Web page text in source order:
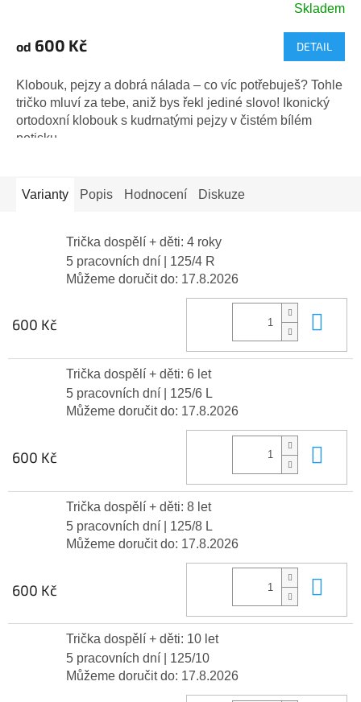
produktu
5,0
z
5
hvězdiček.
Skladem
od 600 Kč DETAIL
Klobouk, pejzy a dobrá nálada – co víc potřebuješ? Tohle
tričko mluví za tebe, aniž bys řekl jediné slovo! Ikonický
ortodoxní klobouk s kudrnatými pejzy v čistém bílém
potisku...
Varianty Popis Hodnocení Diskuze
Trička dospělí + děti: 4 roky
5 pracovních dní
| 125/4 R
Můžeme doručit do: 17.8.2026
600 Kč
Trička dospělí + děti: 6 let
5 pracovních dní
| 125/6 L
Můžeme doručit do: 17.8.2026
600 Kč
Trička dospělí + děti: 8 let
5 pracovních dní
| 125/8 L
Můžeme doručit do: 17.8.2026
600 Kč
Trička dospělí + děti: 10 let
5 pracovních dní
| 125/10
Můžeme doručit do: 17.8.2026